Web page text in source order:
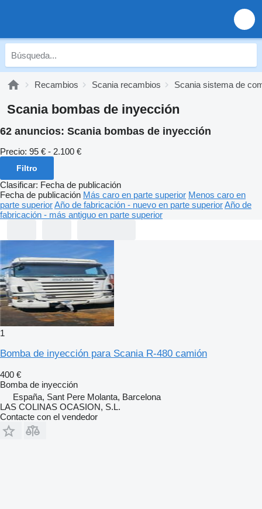
Recambios Scania recambios Scania sistema de
Scania bombas de inyección
62 anuncios: Scania bombas de inyección
Precio: 95 € - 2.100 €
Filtro
Clasificar: Fecha de publicación
Fecha de publicación Más caro en parte superior Menos caro en
parte superiorAño de fabricación - nuevo en parte superiorAño de
fabricación - más antiguo en parte superior
1
Bomba de inyección para Scania R-480 camión
400 €
Bomba de inyección
España, Sant Pere Molanta, Barcelona
LAS COLINAS OCASION, S.L.
Contacte con el vendedor